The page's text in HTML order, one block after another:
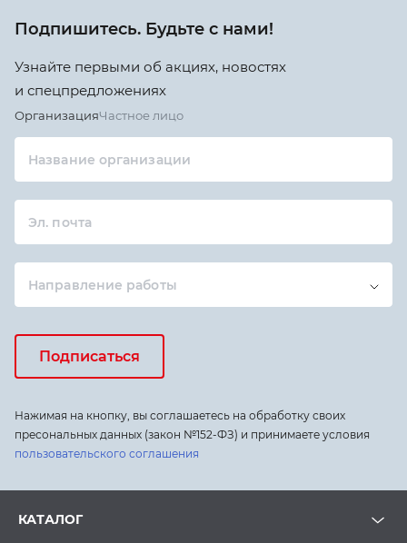
Подпишитесь. Будьте с нами!
Узнайте первыми об акциях, новостях
и спецпредложениях
ОрганизацияЧастное лицо
Название организации
Эл. почта
Направление работы
Подписаться
Нажимая на кнопку, вы соглашаетесь на обработку своих
пресональных данных (закон №152-ФЗ) и принимаете условия
пользовательского соглашения
КАТАЛОГ